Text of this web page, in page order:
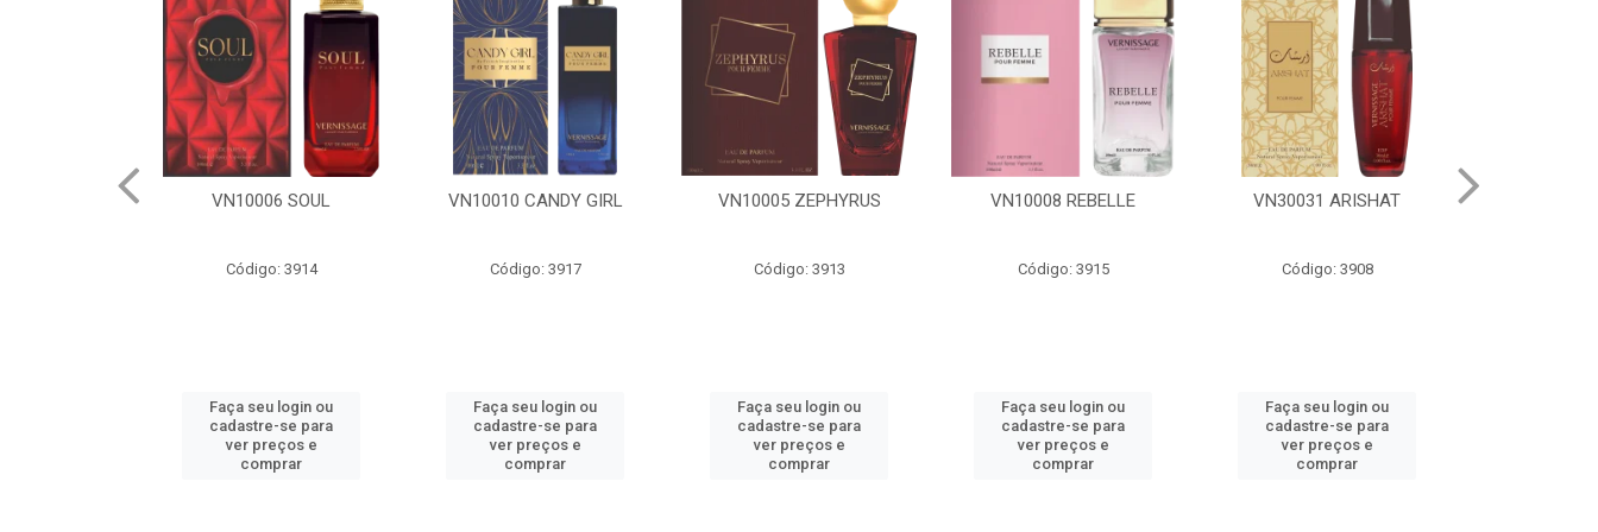
VN10010 CANDY GIRL
Código: 3917
Faça seu login ou
cadastre-se para
ver preços e
comprar
VN10005 ZEPHYRUS
Código: 3913
Faça seu login ou
cadastre-se para
ver preços e
comprar
VN10008 REBELLE
Código: 3915
Faça seu login ou
cadastre-se para
ver preços e
comprar
VN30031 ARISHAT
Código: 3908
Faça seu login ou
cadastre-se para
ver preços e
comprar
VN30028 AL MAAZ
Código: 3905
Faça seu login ou
cadastre-se para
ver preços e
comprar